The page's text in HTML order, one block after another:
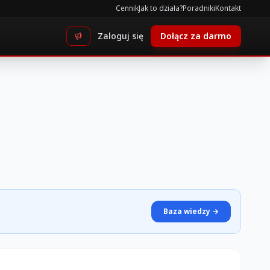
CennikJak to działa?PoradnikiKontakt
Zaloguj się Dołącz za darmo
Baza wiedzy →